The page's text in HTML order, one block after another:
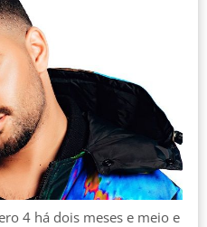
4 há dois meses e meio e